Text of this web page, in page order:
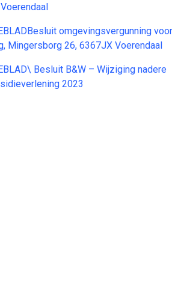
omgevingsvergunning voor
Mingersborg 26, 6367JX Voerendaal
Besluit B&W – Wijziging nadere
2023